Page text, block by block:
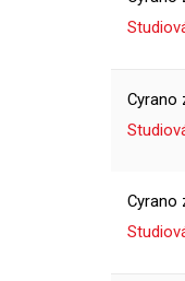
Cyrano
Cyrano